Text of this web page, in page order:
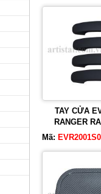
TAY CỬA
RANGER
Mã: